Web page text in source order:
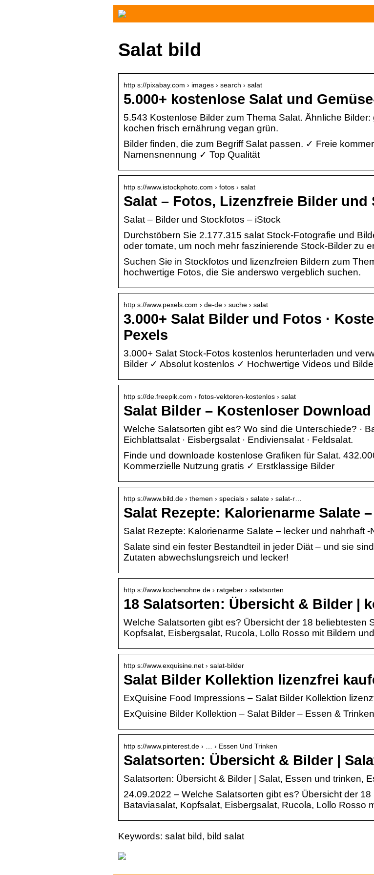
Salat bild
http s://pixabay.com › images › search › salat
5.000+ kostenlose Salat und
5.543 Kostenlose Bilder zum Thema Salat. Ähnliche
kochen frisch ernährung vegan grün.
Bilder finden, die zum Begriff Salat passen. ✓ Freie
Namensnennung ✓ Top Qualität
http s://www.istockphoto.com › fotos › salat
Salat – Fotos, Lizenzfreie Bilder
Salat – Bilder und Stockfotos – iStock
Durchstöbern Sie 2.177.315 salat Stock-Fotografie und
oder tomate, um noch mehr faszinierende Stock-Bilder zu
Suchen Sie in Stockfotos und lizenzfreien Bildern zum
hochwertige Fotos, die Sie anderswo vergeblich suchen.
http s://www.pexels.com › de-de › suche › salat
3.000+ Salat Bilder und Fotos ·
Pexels
3.000+ Salat Stock-Fotos kostenlos herunterladen und
Bilder ✓ Absolut kostenlos ✓ Hochwertige Videos und
http s://de.freepik.com › fotos-vektoren-kostenlos › salat
Salat Bilder – Kostenloser
Welche Salatsorten gibt es? Wo sind die Unterschiede? ·
Eichblattsalat · Eisbergsalat · Endiviensalat · Feldsalat.
Finde und downloade kostenlose Grafiken für Salat.
Kommerzielle Nutzung gratis ✓ Erstklassige Bilder
http s://www.bild.de › themen › specials › salate › salat-r…
Salat Rezepte: Kalorienarme Salate
Salat Rezepte: Kalorienarme Salate – lecker und nahrhaft
Salate sind ein fester Bestandteil in jeder Diät – und sie
Zutaten abwechslungsreich und lecker!
http s://www.kochenohne.de › ratgeber › salatsorten
18 Salatsorten: Übersicht & Bilder |
Welche Salatsorten gibt es? Übersicht der 18 beliebtesten
Kopfsalat, Eisbergsalat, Rucola, Lollo Rosso mit Bildern
http s://www.exquisine.net › salat-bilder
Salat Bilder Kollektion lizenzfrei
ExQuisine Food Impressions – Salat Bilder Kollektion
ExQuisine Bilder Kollektion – Salat Bilder – Essen &
http s://www.pinterest.de › … › Essen Und Trinken
Salatsorten: Übersicht & Bilder |
Salatsorten: Übersicht & Bilder | Salat, Essen und trinken,
24.09.2022 – Welche Salatsorten gibt es? Übersicht der
Bataviasalat, Kopfsalat, Eisbergsalat, Rucola, Lollo Rosso
Keywords: salat bild, bild salat